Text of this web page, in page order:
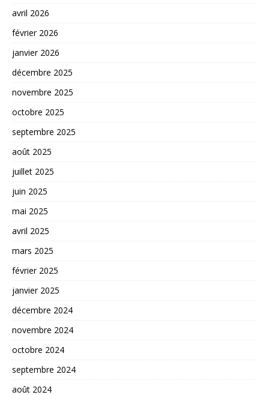
avril 2026
février 2026
janvier 2026
décembre 2025
novembre 2025
octobre 2025
septembre 2025
août 2025
juillet 2025
juin 2025
mai 2025
avril 2025
mars 2025
février 2025
janvier 2025
décembre 2024
novembre 2024
octobre 2024
septembre 2024
août 2024